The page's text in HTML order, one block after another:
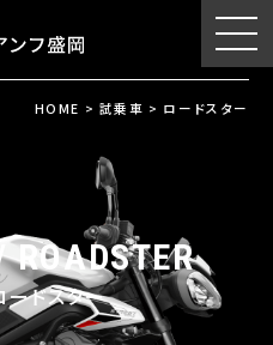
HOME > 試乗車 > ロードスター
ドスター